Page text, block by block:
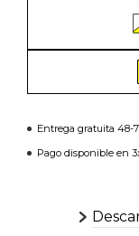
Entrega gratuita 48-
Pago disponible en